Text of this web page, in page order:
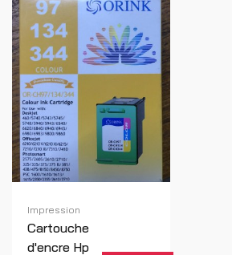
Impression
Cartouche
d'encre Hp